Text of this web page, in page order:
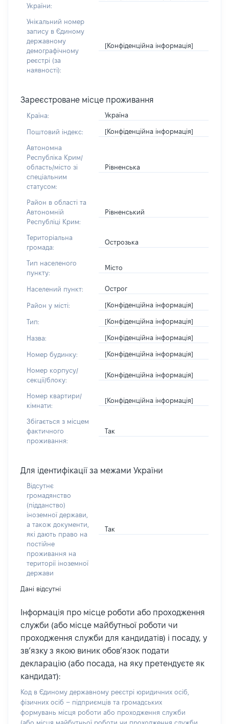
України:
Унікальний номер
запису в Єдиному
державному
демографічному
реєстрі (за
наявності):
[Конфіденційна інформація]
Зареєстроване місце проживання
Країна: Україна
Поштовий індекс: [Конфіденційна інформація]
Автономна
Республіка Крим/
область/місто зі
спеціальним
статусом:
Рівненська
Район в області та
Автономній
Республіці Крим:
Рівненський
Територіальна
громада:
Острозька
Тип населеного
пункту:
Місто
Населений пункт: Острог
Район у місті: [Конфіденційна інформація]
Тип: [Конфіденційна інформація]
Назва: [Конфіденційна інформація]
Номер будинку: [Конфіденційна інформація]
Номер корпусу/
секції/блоку:
[Конфіденційна інформація]
Номер квартири/
кімнати:
[Конфіденційна інформація]
Збігається з місцем
фактичного
проживання:
Так
Для ідентифікації за межами України
Відсутнє
громадянство
(підданство)
іноземної держави,
а також документи,
які дають право на
постійне
проживання на
території іноземної
держави
Так
Дані відсутні
Інформація про місце роботи або проходження
служби (або місце майбутньої роботи чи
проходження служби для кандидатів) і посаду, у
зв’язку з якою виник обов’язок подати
декларацію (або посада, на яку претендуєте як
кандидат):
Код в Єдиному державному реєстрі юридичних осіб,
фізичних осіб – підприємців та громадських
формувань місця роботи або проходження служби
(або місця майбутньої роботи чи проходження служби